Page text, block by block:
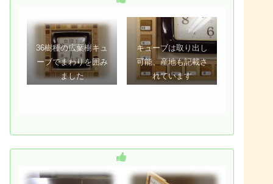
36樹種の広葉樹キュ
ーブでまわりを囲み
ました
キューブは取り出し
可能、産地も記載さ
れています